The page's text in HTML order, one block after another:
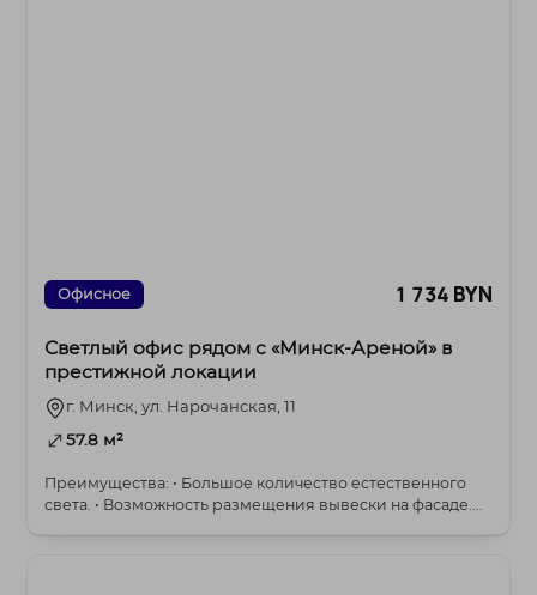
Офисное 1 734 BYN
Светлый офис рядом с «Минск-Ареной» в
престижной локации
г. Минск, ул. Нарочанская, 11
57.8 м²
Преимущества: • Большое количество естественного
света. • Возможность размещения вывески на фасаде....